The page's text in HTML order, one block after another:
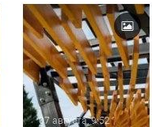
07 августа, 9:52